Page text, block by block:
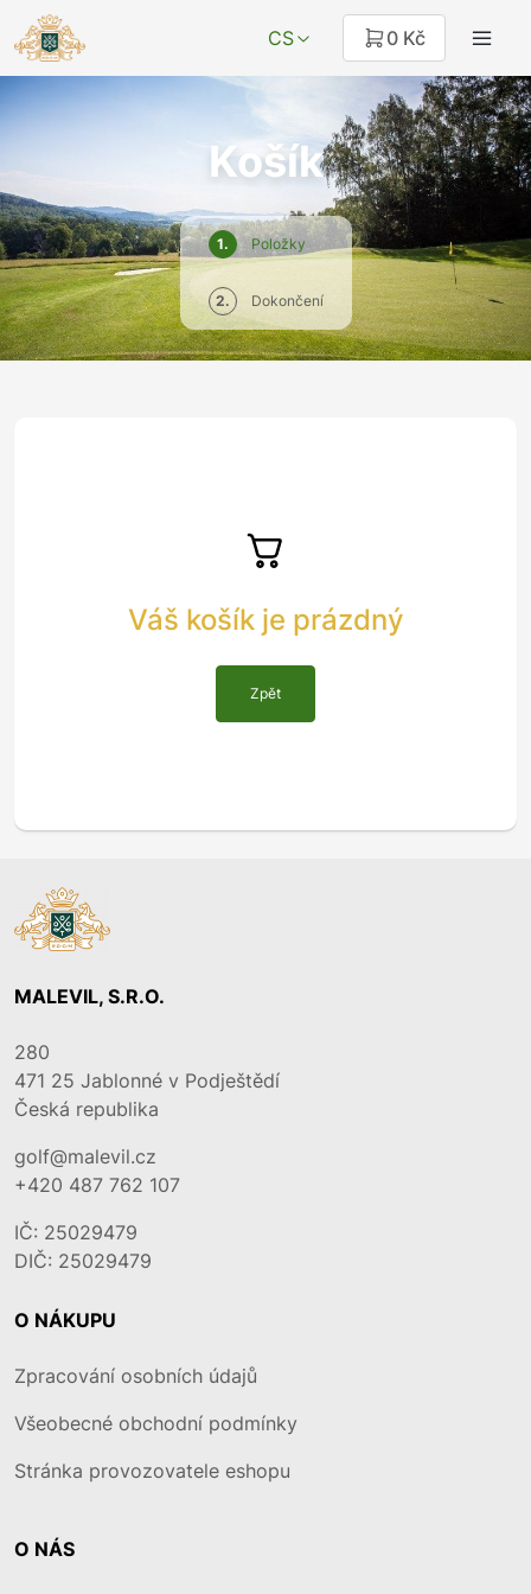
CS 0 Kč
Košík
1. Položky
2. Dokončení
Váš košík je prázdný
Zpět
MALEVIL, S.R.O.
280
471 25 Jablonné v Podještědí
Česká republika
golf@malevil.cz
+420 487 762 107
IČ: 25029479
DIČ: 25029479
O NÁKUPU
Zpracování osobních údajů
Všeobecné obchodní podmínky
Stránka provozovatele eshopu
O NÁS